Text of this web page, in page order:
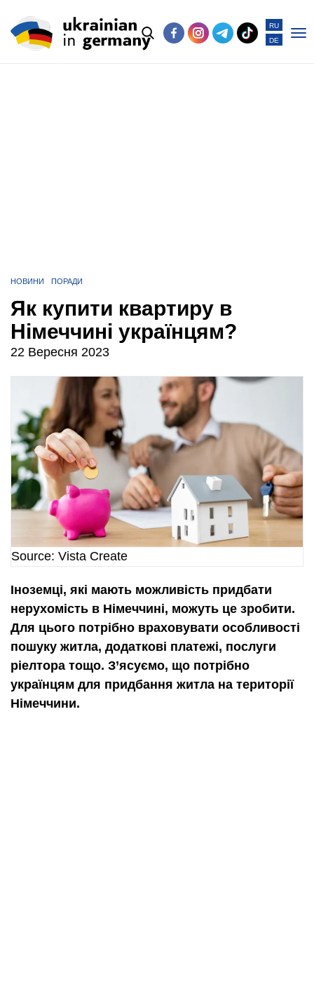
RU
DE
НОВИНИ ПОРАДИ
Як купити квартиру в
Німеччині українцям?
22 Вересня 2023
Source: Vista Create
Іноземці, які мають можливість придбати
нерухомість в Німеччині, можуть це зробити.
Для цього потрібно враховувати особливості
пошуку житла, додаткові платежі, послуги
ріелтора тощо. З’ясуємо, що потрібно
українцям для придбання житла на території
Німеччини.